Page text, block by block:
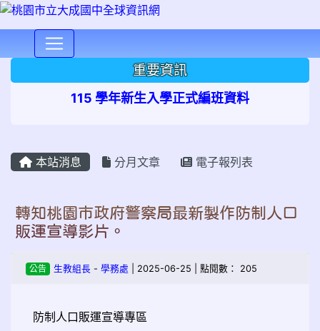
重要資訊
115 學年新生入學正式編班資料
本站消息 分月文章 電子報列表
轉知桃園市政府警察局最新製作防制人口
販運宣導影片。
公告 生教組長- 學務處 | 2025-06-25 | 點閱數： 205
防制人口販運宣導專區